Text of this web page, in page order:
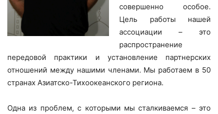
совершенно особое.
Цель работы нашей
ассоциации – это
распространение
передовой практики и установление партнерских
отношений между нашими членами. Мы работаем в 50
странах Азиатско-Тихоокеанского региона.
Одна из проблем, с которыми мы сталкиваемся – это